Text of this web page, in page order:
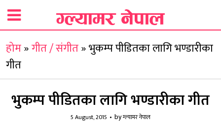
होम»गीत / संगीत»भुकम्प पीडितका लागि भण्डारीका
गीत
भुकम्प पीडितका लागि भण्डारीका गीत
5 August, 2015 byग्ल्यामर नेपाल